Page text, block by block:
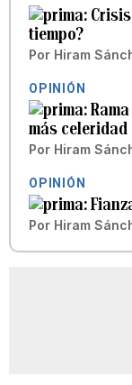
tiempo?
Por Hiram
OPINIÓN
más celeridad
Por Hiram
OPINIÓN
Por Hiram